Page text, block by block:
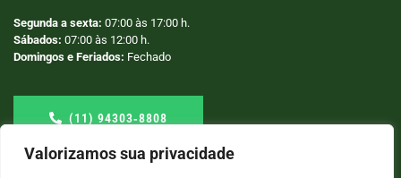
Valorizamos sua privacidade
Segunda a sexta: 07:00 às 17:00 h.
Sábados: 07:00 às 12:00 h.
Domingos e Feriados: Fechado
(11) 94303‑8808